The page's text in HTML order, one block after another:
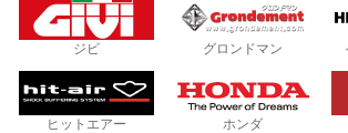
ジビ グロンドマン
ヒットエアー ホンダ